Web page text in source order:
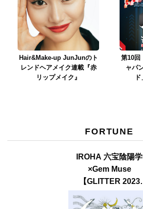
Hair&Make-up JunJunのト
レンドヘアメイク連載『赤
リップメイク』
第10回
ャパ
FORTUNE
IROHA 六宝陰陽学
×Gem Muse
【GLITTER 2023
SUMMER issue】